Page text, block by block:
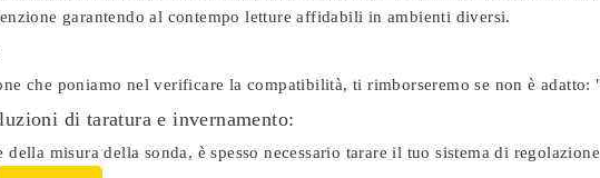
garantendo al contempo letture affidabili in ambienti diversi.
che poniamo nel verificare la compatibilità, ti rimborseremo se non è adatto:
di taratura e invernamento:
della misura della sonda, è spesso necessario tarare il tuo sistema di